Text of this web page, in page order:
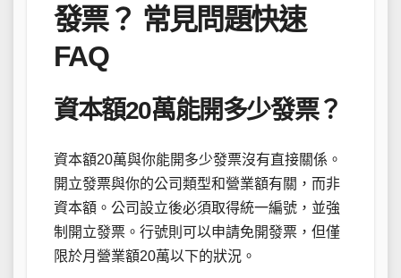
發票？ 常見問題快速
FAQ
資本額20萬能開多少發票？
資本額20萬與你能開多少發票沒有直接關係。
開立發票與你的公司類型和營業額有關，而非
資本額。公司設立後必須取得統一編號，並強
制開立發票。行號則可以申請免開發票，但僅
限於月營業額20萬以下的狀況。